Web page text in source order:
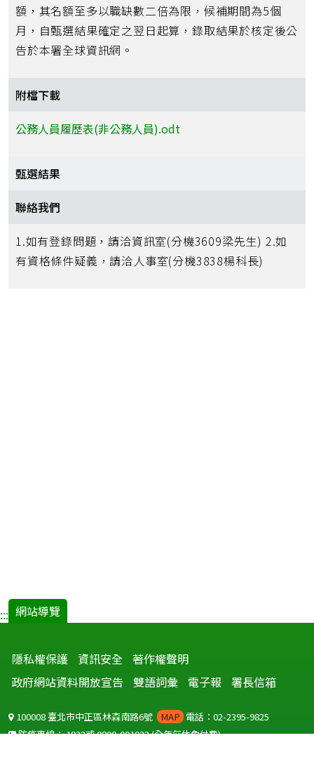
額，其名額至多以職缺數二倍為限，候補期間為5個
月，自甄選結果確定之翌日起算，錄取結果於核定後公
告於本署全球資訊網。
附檔下載
公務人員履歷表(非公務人員).odt
甄選結果
聯絡我們
1.如有登錄問題，請洽資訊室(分機3609梁先生) 2.如
有資格條件疑義，請洽人事室(分機3838楊科長)
::: 網站導覽
隱私權保護 資訊安全 著作權聲明
政府網站資料開放宣告
雙語詞彙 電子報 署長信箱
100008 臺北市中正區林森南路6號 MAP 電話：02-2395-9825
防疫專線：1922或0800-001922(全年無休免付費)